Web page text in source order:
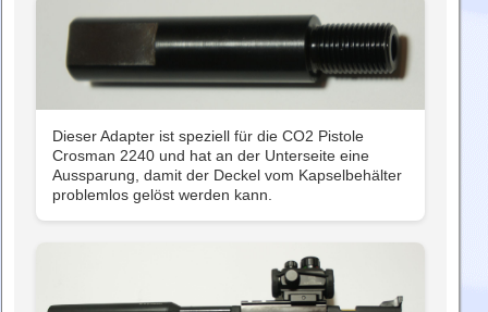
Dieser Adapter ist speziell für die CO2 Pistole
Crosman 2240 und hat an der Unterseite eine
Aussparung, damit der Deckel vom Kapselbehälter
problemlos gelöst werden kann.